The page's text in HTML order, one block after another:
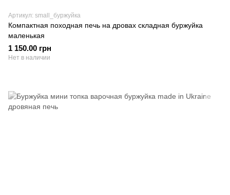
Артикул: small_буржуйка
Компактная походная печь на дровах складная буржуйка
маленькая
1 150.00 грн
Нет в наличии